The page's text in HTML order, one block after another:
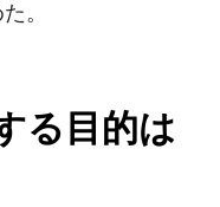
。
る目的は